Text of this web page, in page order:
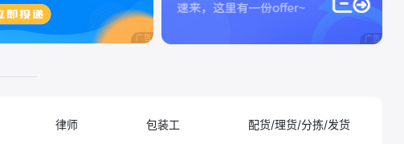
律师 包装工 配货/理货/分拣/发货